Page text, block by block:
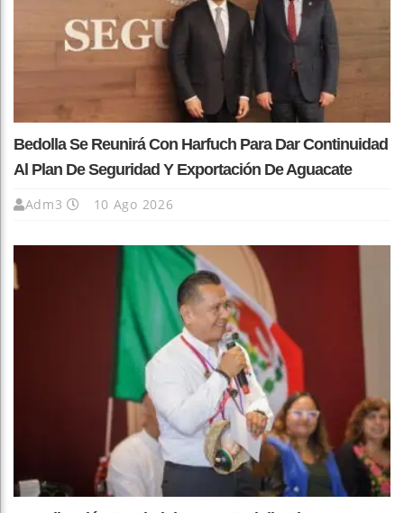
Bedolla Se Reunirá Con Harfuch Para Dar Continuidad
Al Plan De Seguridad Y Exportación De Aguacate
Adm3 10 Ago 2026